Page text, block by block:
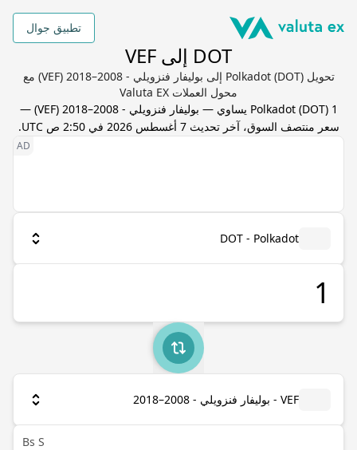
تطبيق جوال
DOT إلى VEF
تحويل Polkadot (DOT) إلى بوليفار فنزويلي - 2008–2018 (VEF) مع
محول العملات Valuta EX
1
Polkadot(DOT) يساوي — بوليفار فنزويلي - 2008–2018 (
VEF
) —
سعر منتصف السوق، آخر تحديث7 أغسطس 2026 في 2:50 ص UTC .
DOT - Polkadot
VEF - بوليفار فنزويلي - 2008–2018
Bs S